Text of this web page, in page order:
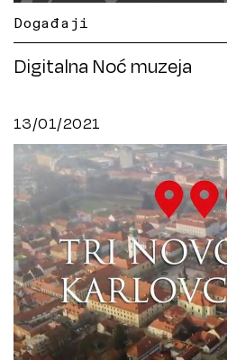
Događaji
Digitalna Noć muzeja
13/01/2021